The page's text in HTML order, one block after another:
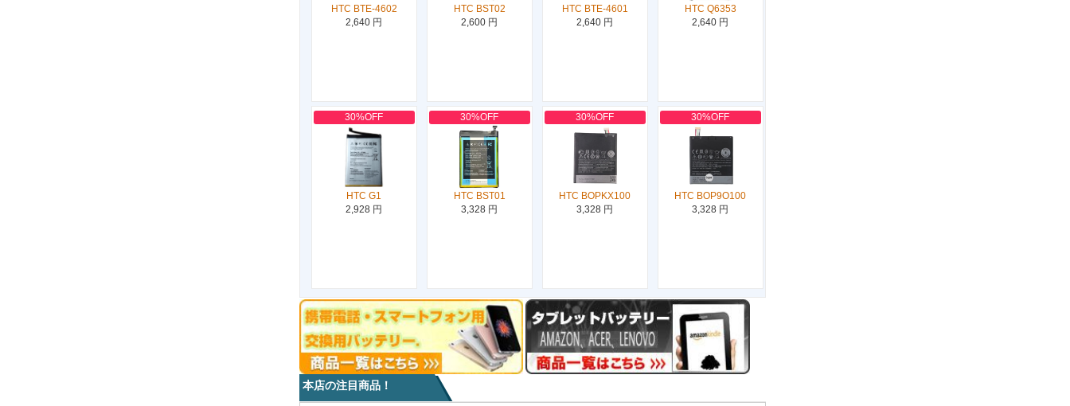
HTC BTE-4602
2,640 円
HTC BST02
2,600 円
HTC BTE-4601
2,640 円
HTC Q6353
2,640 円
30%OFF
HTC G1
2,928 円
30%OFF
HTC BST01
3,328 円
30%OFF
HTC BOPKX100
3,328 円
30%OFF
HTC BOP9O100
3,328 円
本店の注目商品！